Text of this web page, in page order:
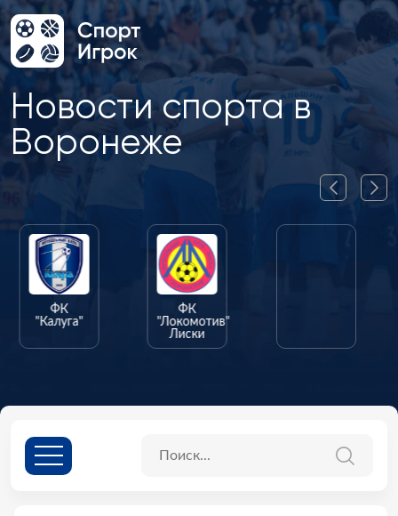
Новости спорта в
Воронеже
ФК
"Калуга"
ФК
"Локомотив"
Лиски